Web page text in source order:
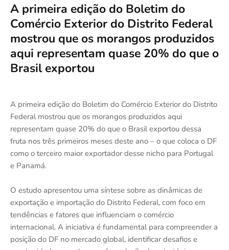
A primeira edição do Boletim do
Comércio Exterior do Distrito Federal
mostrou que os morangos produzidos
aqui representam quase 20% do que o
Brasil exportou
A primeira edição do Boletim do Comércio Exterior do Distrito
Federal mostrou que os morangos produzidos aqui
representam quase 20% do que o Brasil exportou dessa
fruta nos três primeiros meses deste ano – o que coloca o DF
como o terceiro maior exportador desse nicho para Portugal
e Panamá.
O estudo apresentou uma síntese sobre as dinâmicas de
exportação e importação do Distrito Federal, com foco em
tendências e fatores que influenciam o comércio
internacional. A iniciativa é fundamental para compreender a
posição do DF no mercado global, identificar desafios e